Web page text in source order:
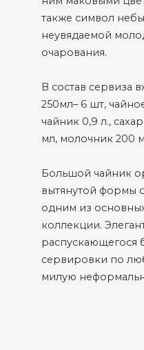
также символ
неувядаемой
очарования.
В состав сервиза
250мл– 6 шт,
чайник 0,9 л.,
мл, молочник 200
Большой чайник
вытянутой формы
одним из
коллекции.
распускающегося
сервировки по
милую